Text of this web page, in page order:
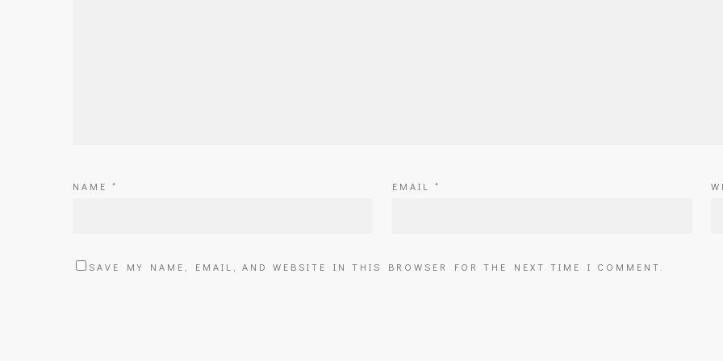
NAME * EMAIL *
SAVE MY NAME, EMAIL, AND WEBSITE IN THIS BROWSER FOR THE NEXT TIME I COMMENT.